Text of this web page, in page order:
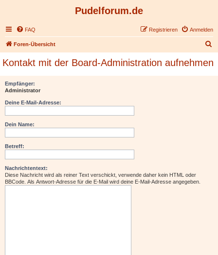
Pudelforum.de
FAQ Anmelden
Registrieren
Foren-Übersicht
c
Kontakt mit der Board-Administration aufnehmen
Empfänger:
Administrator
Deine E-Mail-Adresse:
Dein Name:
Betreff:
Nachrichtentext:
Diese Nachricht wird als reiner Text verschickt, verwende daher kein HTML oder
BBCode. Als Antwort-Adresse für die E-Mail wird deine E-Mail-Adresse angegeben.